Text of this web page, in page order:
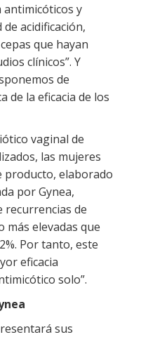
y
acidificación,
que hayan
clínicos”. Y
de
de la eficacia de los
vaginal de
las mujeres
producto, elaborado
por Gynea,
recurrencias de
más elevadas que
Por tanto, este
eficacia
solo”.
sus